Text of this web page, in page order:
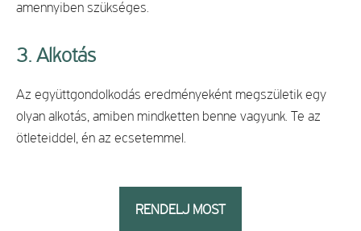
amennyiben szükséges.
3. Alkotás
Az együttgondolkodás eredményeként megszületik egy
olyan alkotás, amiben mindketten benne vagyunk. Te az
ötleteiddel, én az ecsetemmel.
RENDELJ MOST